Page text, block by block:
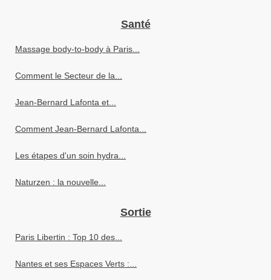
Santé
Massage body-to-body à Paris...
Comment le Secteur de la...
Jean-Bernard Lafonta et...
Comment Jean-Bernard Lafonta...
Les étapes d'un soin hydra...
Naturzen : la nouvelle...
Sortie
Paris Libertin : Top 10 des...
Nantes et ses Espaces Verts :...